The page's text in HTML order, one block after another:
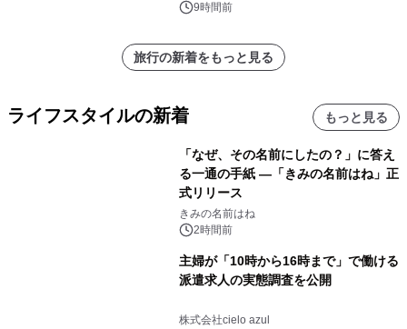
9時間前
旅行の新着をもっと見る
ライフスタイルの新着 もっと見る
「なぜ、その名前にしたの？」に答え
る一通の手紙 ―「きみの名前はね」正
式リリース
きみの名前はね
2時間前
主婦が「10時から16時まで」で働ける
派遣求人の実態調査を公開
株式会社cielo azul